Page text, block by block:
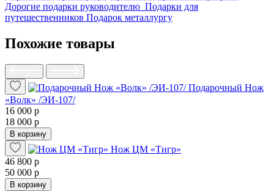
Дорогие подарки руководителю Подарки для
путешественников Подарок металлургу
Похожие товары
Подарочный Нож
«Волк» /ЭИ-107/
16 000 р
18 000 р
В корзину
Нож ЦМ «Тигр»
46 800 р
50 000 р
В корзину